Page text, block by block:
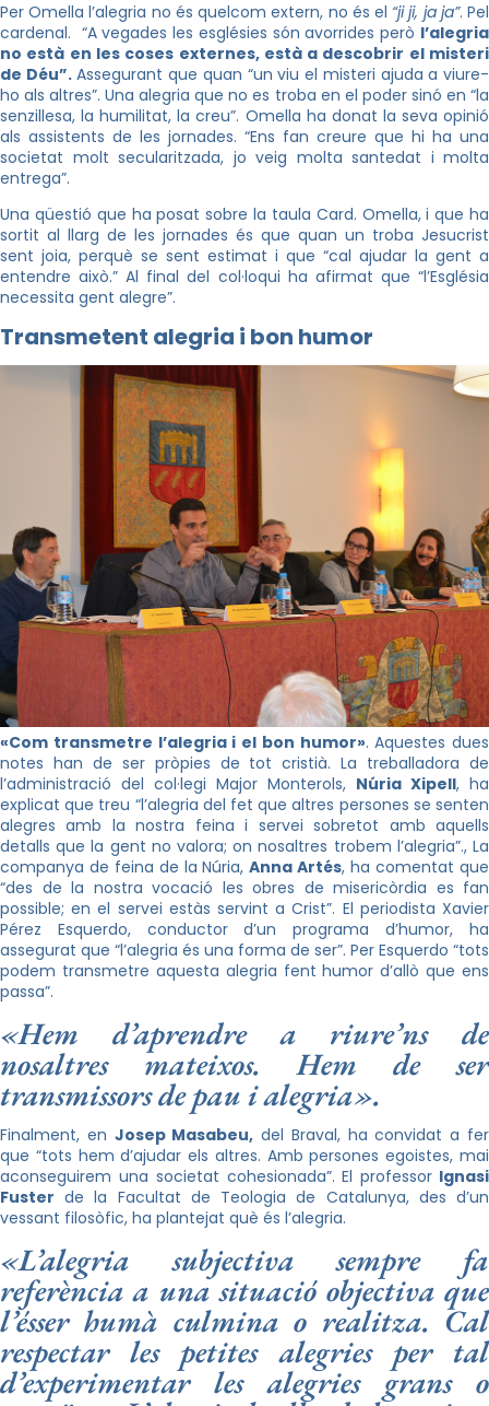
Per Omella l’alegria no és quelcom extern, no és el “ji ji, ja ja”. Pel
cardenal. “A vegades les esglésies són avorrides però l’alegria
no està en les coses externes, està a descobrir el misteri
de Déu”.Assegurant que quan “un viu el misteri ajuda a viure-
ho als altres”. Una alegria que no es troba en el poder sinó en “la
senzillesa, la humilitat, la creu”. Omella ha donat la seva opinió
als assistents de les jornades. “Ens fan creure que hi ha una
societat molt secularitzada, jo veig molta santedat i molta
entrega”.
Una qüestió que ha posat sobre la taula Card. Omella, i que ha
sortit al llarg de les jornades és que quan un troba Jesucrist
sent joia, perquè se sent estimat i que “cal ajudar la gent a
entendre això.” Al final del col·loqui ha afirmat que “l’Església
necessita gent alegre”.
Transmetent alegria i bon humor
«Com transmetre l’alegria i el bon humor». Aquestes dues
notes han de ser pròpies de tot cristià. La treballadora de
l’administració del col·legi Major Monterols, Núria Xipell, ha
explicat que treu “l’alegria del fet que altres persones se senten
alegres amb la nostra feina i servei sobretot amb aquells
detalls que la gent no valora; on nosaltres trobem l’alegria”., La
companya de feina de la Núria,Anna Artés, ha comentat que
“des de la nostra vocació les obres de misericòrdia es fan
possible; en el servei estàs servint a Crist”. El periodista Xavier
Pérez Esquerdo, conductor d’un programa d’humor, ha
assegurat que “l’alegria és una forma de ser”. Per Esquerdo “tots
podem transmetre aquesta alegria fent humor d’allò que ens
passa”.
«Hem d’aprendre a riure’ns de
nosaltres mateixos. Hem de ser
transmissors de pau i alegria».
Finalment, en Josep Masabeu, del Braval, ha convidat a fer
que “tots hem d’ajudar els altres. Amb persones egoistes, mai
aconseguirem una societat cohesionada”. El professor Ignasi
Fuster de la Facultat de Teologia de Catalunya, des d’un
vessant filosòfic, ha plantejat què és l’alegria.
«L’alegria subjectiva sempre fa
referència a una situació objectiva que
l’ésser humà culmina o realitza. Cal
respectar les petites alegries per tal
d’experimentar les alegries grans o